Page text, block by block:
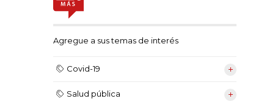
Agregue a sus temas de interés
Covid-19
Salud pública